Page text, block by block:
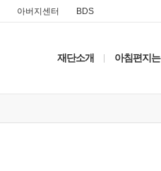
아버지센터 BDS
재단소개 아침편지는